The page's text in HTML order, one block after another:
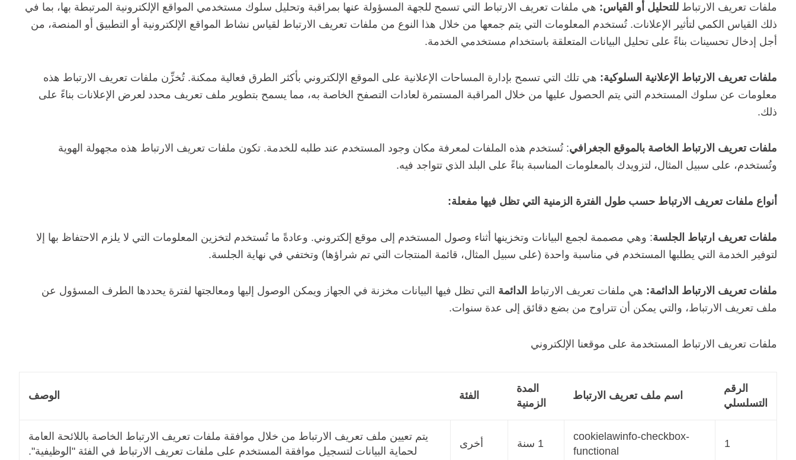
ملفات تعريف الارتباط للتحليل أو القياس: هي ملفات تعريف الارتباط التي تسمح للجهة المسؤولة عنها بمراقبة وتحليل سلوك مستخدمي المواقع الإلكترونية المرتبطة بها، بما في
ذلك القياس الكمي لتأثير الإعلانات. تُستخدم المعلومات التي يتم جمعها من خلال هذا النوع من ملفات تعريف الارتباط لقياس نشاط المواقع الإلكترونية أو التطبيق أو المنصة، من
أجل إدخال تحسينات بناءً على تحليل البيانات المتعلقة باستخدام مستخدمي الخدمة.
ملفات تعريف الارتباط الإعلانية السلوكية: هي تلك التي تسمح بإدارة المساحات الإعلانية على الموقع الإلكتروني بأكثر الطرق فعالية ممكنة. تُخزِّن ملفات تعريف الارتباط هذه
معلومات عن سلوك المستخدم التي يتم الحصول عليها من خلال المراقبة المستمرة لعادات التصفح الخاصة به، مما يسمح بتطوير ملف تعريف محدد لعرض الإعلانات بناءً على
ذلك.
ملفات تعريف الارتباط الخاصة بالموقع الجغرافي: تُستخدم هذه الملفات لمعرفة مكان وجود المستخدم عند طلبه للخدمة. تكون ملفات تعريف الارتباط هذه مجهولة الهوية
وتُستخدم، على سبيل المثال، لتزويدك بالمعلومات المناسبة بناءً على البلد الذي تتواجد فيه.
أنواع ملفات تعريف الارتباط حسب طول الفترة الزمنية التي تظل فيها مفعلة:
ملفات تعريف ارتباط الجلسة: وهي مصممة لجمع البيانات وتخزينها أثناء وصول المستخدم إلى موقع إلكتروني. وعادةً ما تُستخدم لتخزين المعلومات التي لا يلزم الاحتفاظ بها إلا
لتوفير الخدمة التي يطلبها المستخدم في مناسبة واحدة (على سبيل المثال، قائمة المنتجات التي تم شراؤها) وتختفي في نهاية الجلسة.
ملفات تعريف الارتباط الدائمة: هي ملفات تعريف الارتباط الدائمة التي تظل فيها البيانات مخزنة في الجهاز ويمكن الوصول إليها ومعالجتها لفترة يحددها الطرف المسؤول عن
ملف تعريف الارتباط، والتي يمكن أن تتراوح من بضع دقائق إلى عدة سنوات.
ملفات تعريف الارتباط المستخدمة على موقعنا الإلكتروني
الرقم
التسلسلي
اسم ملف تعريف الارتباط
المدة
الزمنية
الفئة الوصف
1
cookielawinfo-checkbox-
functional
1 سنة أخرى
يتم تعيين ملف تعريف الارتباط من خلال موافقة ملفات تعريف الارتباط الخاصة باللائحة العامة
لحماية البيانات لتسجيل موافقة المستخدم على ملفات تعريف الارتباط في الفئة "الوظيفية".